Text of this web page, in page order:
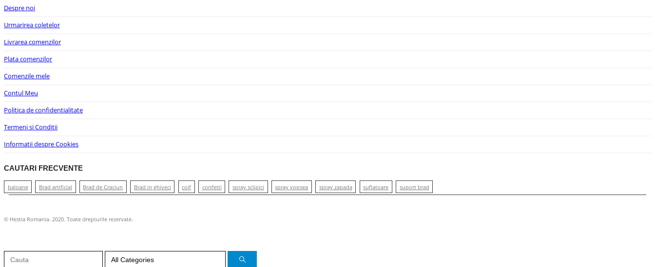
Despre noi
Urmarirea coletelor
Livrarea comenzilor
Plata comenzilor
Comenzile mele
Contul Meu
Politica de confidentialitate
Termeni si Conditii
Informatii despre Cookies
CAUTARI FRECVENTE
baloane Brad artificial Brad de Craciun Brad in ghiveci coif confetti spray sclipici spray vopsea spray zapada suflatoare suport brad
© Hestia Romania. 2020. Toate drepturile rezervate.